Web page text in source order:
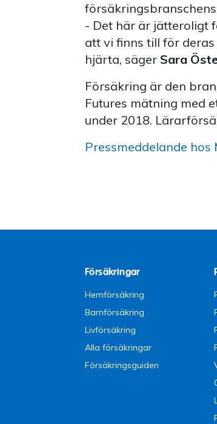
- Det här är jätteroligt
att vi finns till för
hjärta, säger Sara
Försäkring är den
Futures mätning med
under 2018.
Pressmeddelande hos
Försäkringar
Hemförsäkring
Barnförsäkring
Livförsäkring
Alla försäkringar
Försäkringsguiden